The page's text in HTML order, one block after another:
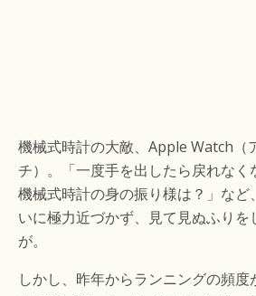
機械式時計の大敵、Apple Watch（
チ）。「一度手を出したら戻れなく
機械式時計の身の振り様は？」など
いに極力近づかず、見て見ぬふりを
が。
しかし、昨年からランニングの頻